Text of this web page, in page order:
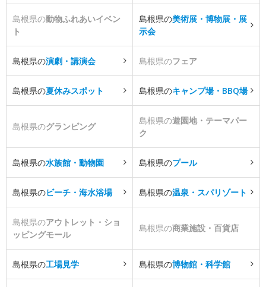
島根県の動物ふれあいイベン
ト
島根県の美術展・博物展・展
示会
島根県の演劇・講演会 島根県のフェア
島根県の夏休みスポット 島根県のキャンプ場・BBQ場
島根県のグランピング
島根県の遊園地・テーマパー
ク
島根県の水族館・動物園 島根県のプール
島根県のビーチ・海水浴場 島根県の温泉・スパリゾート
島根県のアウトレット・ショ
ッピングモール
島根県の商業施設・百貨店
島根県の工場見学 島根県の博物館・科学館